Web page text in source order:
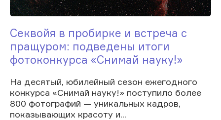
Секвойя в пробирке и встреча с
пращуром: подведены итоги
фотоконкурса «Снимай науку!»
На десятый, юбилейный сезон ежегодного
конкурса «Снимай науку!» поступило более
800 фотографий — уникальных кадров,
показывающих красоту и...